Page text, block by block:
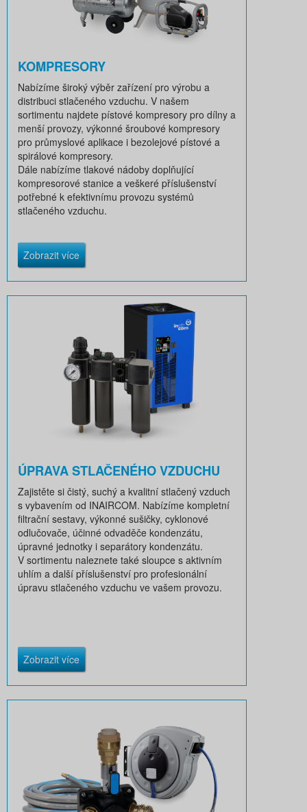
KOMPRESORY
Nabízíme široký výběr zařízení pro výrobu a
distribuci stlačeného vzduchu. V našem
sortimentu najdete pístové kompresory pro dílny a
menší provozy, výkonné šroubové kompresory
pro průmyslové aplikace i bezolejové pístové a
spirálové kompresory.
Dále nabízíme tlakové nádoby doplňující
kompresorové stanice a veškeré příslušenství
potřebné k efektivnímu provozu systémů
stlačeného vzduchu.
Zobrazit více
ÚPRAVA STLAČENÉHO VZDUCHU
Zajistěte si čistý, suchý a kvalitní stlačený vzduch
s vybavením od INAIRCOM. Nabízíme kompletní
filtrační sestavy, výkonné sušičky, cyklonové
odlučovače, účinné odvaděče kondenzátu,
úpravné jednotky i separátory kondenzátu.
V sortimentu naleznete také sloupce s aktivním
uhlím a další příslušenství pro profesionální
úpravu stlačeného vzduchu ve vašem provozu.
Zobrazit více